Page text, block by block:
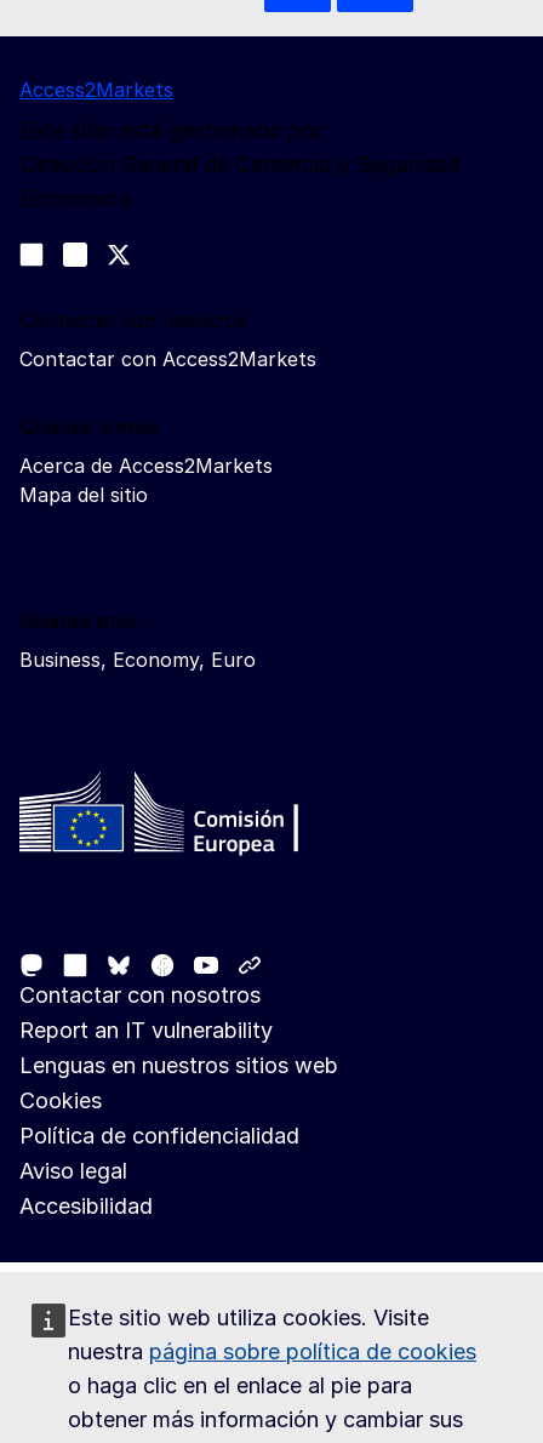
Este sitio web utiliza cookies. Visite
nuestra página sobre política de cookies
o haga clic en el enlace al pie para
obtener más información y cambiar sus
Access2Markets
Este sitio está gestionado por:
Dirección General de Comercio y Seguridad
Económica
Join us on LinkedIn
Trade-Off podcast
Contactar con nosotros
Contactar con Access2Markets
Quiénes somos
Acerca de Access2Markets
Mapa del sitio
Related sites
Business, Economy, Euro
MastodonLinkedIn
Bluesky
Facebook
Youtube
Contactar con nosotros
Report an IT vulnerability
Lenguas en nuestros sitios web
Cookies
Política de confidencialidad
Aviso legal
Accesibilidad